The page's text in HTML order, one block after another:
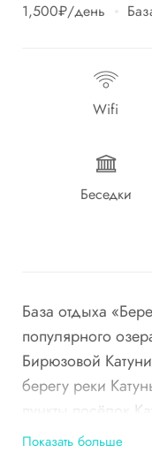
1,500₽/день
Wifi
Беседки
База отдыха
популярного
Бирюзовой
берегу реки
пункты посёлок
(5км).
Показать больше